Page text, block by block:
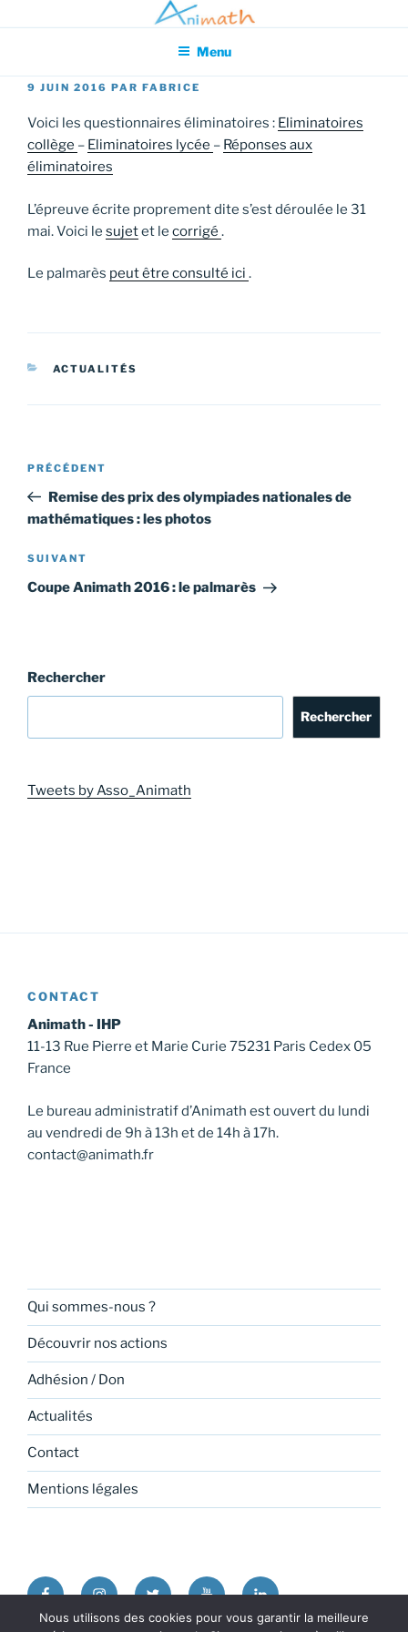
au
principal
Association pour l'Animation en Mathématiques
Menu
PUBLIÉ
9 JUIN 2016 PAR FABRICE
Voici les questionnaires éliminatoires : Eliminatoires
collège – Eliminatoires lycée – Réponses aux
éliminatoires
L’épreuve écrite proprement dite s’est déroulée le 31
mai. Voici le sujetet le corrigé .
Le palmarès peut être consulté ici .
CATÉGORIES
ACTUALITÉS
Navigation
l’article
Article
précédent
PRÉCÉDENT
Remise des prix des olympiades nationales de
mathématiques : les photos
Article
suivant
SUIVANT
Coupe Animath 2016 : le palmarès
Rechercher
Rechercher
Tweets by Asso_Animath
CONTACT
Animath - IHP
11-13 Rue Pierre et Marie Curie 75231 Paris Cedex 05
France
Le bureau administratif d’Animath est ouvert du lundi
au vendredi de 9h à 13h et de 14h à 17h.
contact@animath.fr
Qui sommes-nous ?
Découvrir nos actions
Adhésion / Don
Actualités
Contact
Mentions légales
FacebookInstagramTwitter YoutubeLinkedin
Nous utilisons des cookies pour vous garantir la meilleure